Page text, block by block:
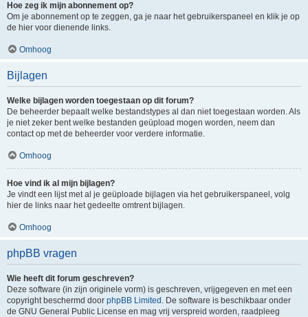
Hoe zeg ik mijn abonnement op?
Om je abonnement op te zeggen, ga je naar het gebruikerspaneel en klik je op
de hier voor dienende links.
Omhoog
Bijlagen
Welke bijlagen worden toegestaan op dit forum?
De beheerder bepaalt welke bestandstypes al dan niet toegestaan worden. Als
je niet zeker bent welke bestanden geüpload mogen worden, neem dan
contact op met de beheerder voor verdere informatie.
Omhoog
Hoe vind ik al mijn bijlagen?
Je vindt een lijst met al je geüploade bijlagen via het gebruikerspaneel, volg
hier de links naar het gedeelte omtrent bijlagen.
Omhoog
phpBB vragen
Wie heeft dit forum geschreven?
Deze software (in zijn originele vorm) is geschreven, vrijgegeven en met een
copyright beschermd door phpBB Limited . De software is beschikbaar onder
de GNU General Public License en mag vrij verspreid worden, raadpleeg